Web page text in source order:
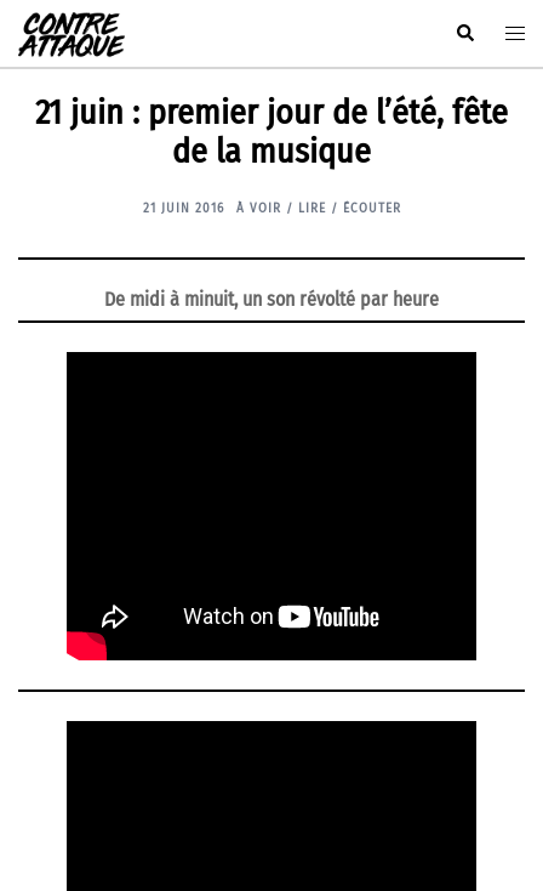
Aller
au
contenu
Rechercher
21 juin : premier jour de l’été, fête
de la musique
21 JUIN 2016 À VOIR / LIRE / ÉCOUTER
De midi à minuit, un son révolté par heure